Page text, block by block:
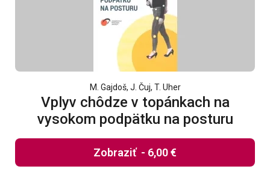
M. Gajdoš, J. Čuj, T. Uher
Vplyv chôdze v topánkach na
vysokom podpätku na posturu
Zobraziť - 6,00 €